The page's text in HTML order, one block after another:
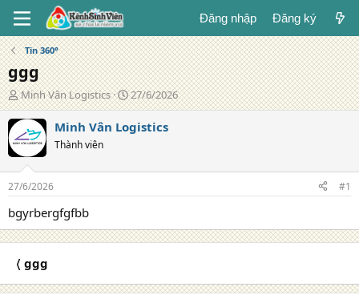
Đăng nhập Đăng ký
Tin 360°
ggg
T
á
c
g
ả
Minh Vân Logistics
N
g
à
y
g
27/6/2026
Minh Vân Logistics
Thành viên
27/6/2026 #1
bgyrbergfgfbb
〈 ggg